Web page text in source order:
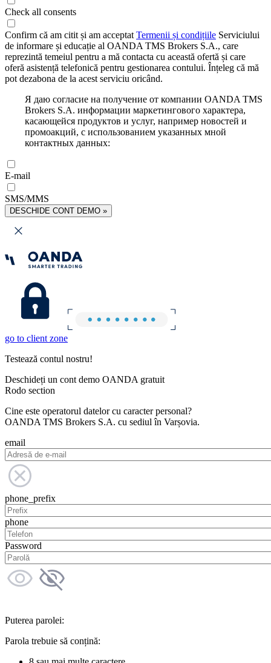
Check all consents
Confirm că am citit și am acceptat Termenii și condițiile Serviciului
de informare și educație al OANDA TMS Brokers S.A., care
reprezintă temeiul pentru a mă contacta cu această ofertă și care
oferă asistență telefonică pentru gestionarea contului. Înțeleg că mă
pot dezabona de la acest serviciu oricând.
Я даю согласие на получение от компании OANDA TMS
Brokers S.A. информации маркетингового характера,
касающейся продуктов и услуг, например новостей и
промоакций, с использованием указанных мной
контактных данных:
E-mail
SMS/MMS
DESCHIDE CONT DEMO »
go to client zone
Testează contul nostru!
Deschideți un cont demo OANDA gratuit
Rodo section
Cine este operatorul datelor cu caracter personal?
OANDA TMS Brokers S.A. cu sediul în Varșovia.
email
phone_prefix
phone
Password
Puterea parolei:
Parola trebuie să conțină: